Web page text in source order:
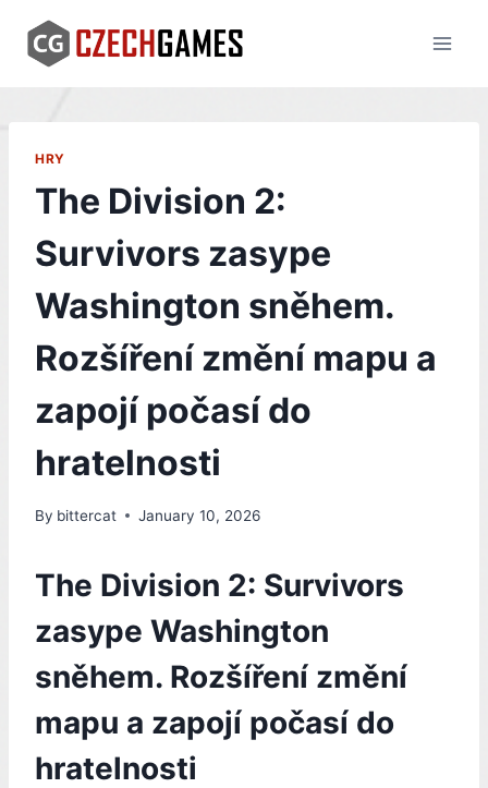
content
HRY
The Division 2:
Survivors zasype
Washington sněhem.
Rozšíření změní mapu a
zapojí počasí do
hratelnosti
By bittercat January 10, 2026
The Division 2: Survivors
zasype Washington
sněhem. Rozšíření změní
mapu a zapojí počasí do
hratelnosti